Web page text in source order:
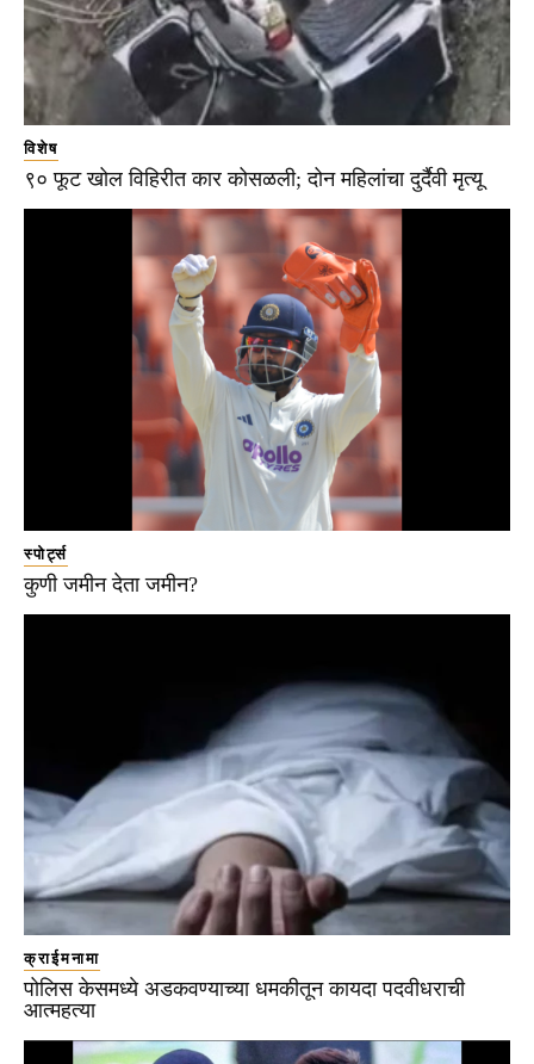
विशेष
९० फूट खोल विहिरीत कार कोसळली; दोन महिलांचा दुर्दैवी मृत्यू
स्पोर्ट्स
कुणी जमीन देता जमीन?
क्राईमनामा
पोलिस केसमध्ये अडकवण्याच्या धमकीतून कायदा पदवीधराची
आत्महत्या